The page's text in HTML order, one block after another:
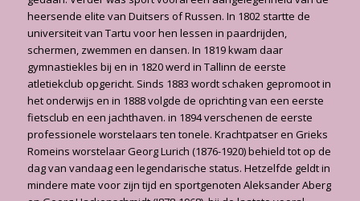
heersende elite van Duitsers of Russen. In 1802 startte de
universiteit van Tartu voor hen lessen in paardrijden,
schermen, zwemmen en dansen. In 1819 kwam daar
gymnastiekles bij en in 1820 werd in Tallinn de eerste
atletiekclub opgericht. Sinds 1883 wordt schaken gepromoot in
het onderwijs en in 1888 volgde de oprichting van een eerste
fietsclub en een jachthaven. in 1894 verschenen de eerste
professionele worstelaars ten tonele. Krachtpatser en Grieks
Romeins worstelaar Georg Lurich (1876-1920) behield tot op de
dag van vandaag een legendarische status. Hetzelfde geldt in
mindere mate voor zijn tijd en sportgenoten Aleksander Aberg